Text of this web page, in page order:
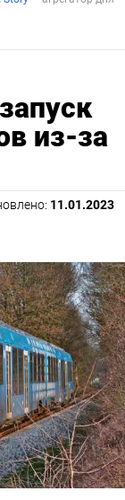
из-за
11.01.2023